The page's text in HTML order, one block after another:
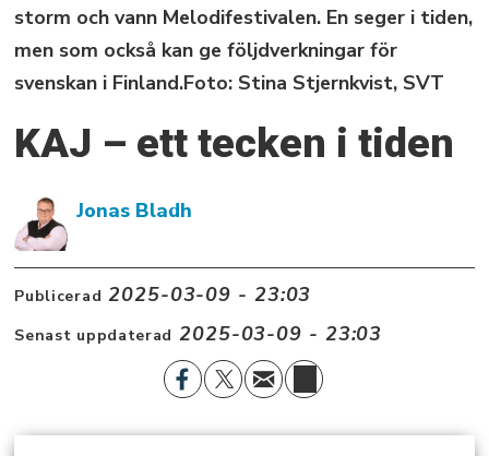
storm och vann Melodifestivalen. En seger i tiden,
men som också kan ge följdverkningar för
svenskan i Finland.Foto: Stina Stjernkvist, SVT
KAJ – ett tecken i tiden
Jonas Bladh
Publicerad 2025-03-09 - 23:03
Senast uppdaterad 2025-03-09 - 23:03